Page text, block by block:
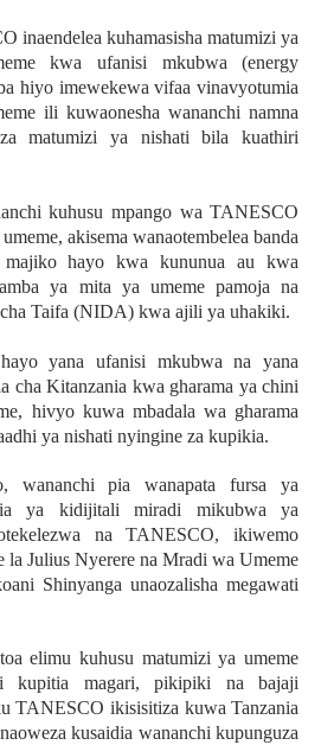
inaendelea kuhamasisha matumizi ya
kwa ufanisi mkubwa (energy
hiyo imewekewa vifaa vinavyotumia
ili kuwaonesha wananchi namna
matumizi ya nishati bila kuathiri
kuhusu mpango wa TANESCO
akisema wanaotembelea banda
majiko hayo kwa kununua au kwa
ya mita ya umeme pamoja na
Taifa (NIDA) kwa ajili ya uhakiki.
yana ufanisi mkubwa na yana
cha Kitanzania kwa gharama ya chini
hivyo kuwa mbadala wa gharama
ya nishati nyingine za kupikia.
wananchi pia wanapata fursa ya
ya kidijitali miradi mikubwa ya
na TANESCO, ikiwemo
Julius Nyerere na Mradi wa Umeme
Shinyanga unaozalisha megawati
elimu kuhusu matumizi ya umeme
kupitia magari, pikipiki na bajaji
TANESCO ikisisitiza kuwa Tanzania
kusaidia wananchi kupunguza